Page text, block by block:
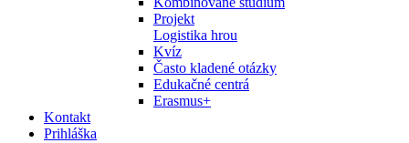
Projekt
Logistika hrou
Kvíz
Často kladené otázky
Edukačné centrá
Erasmus+
Kontakt
Prihláška